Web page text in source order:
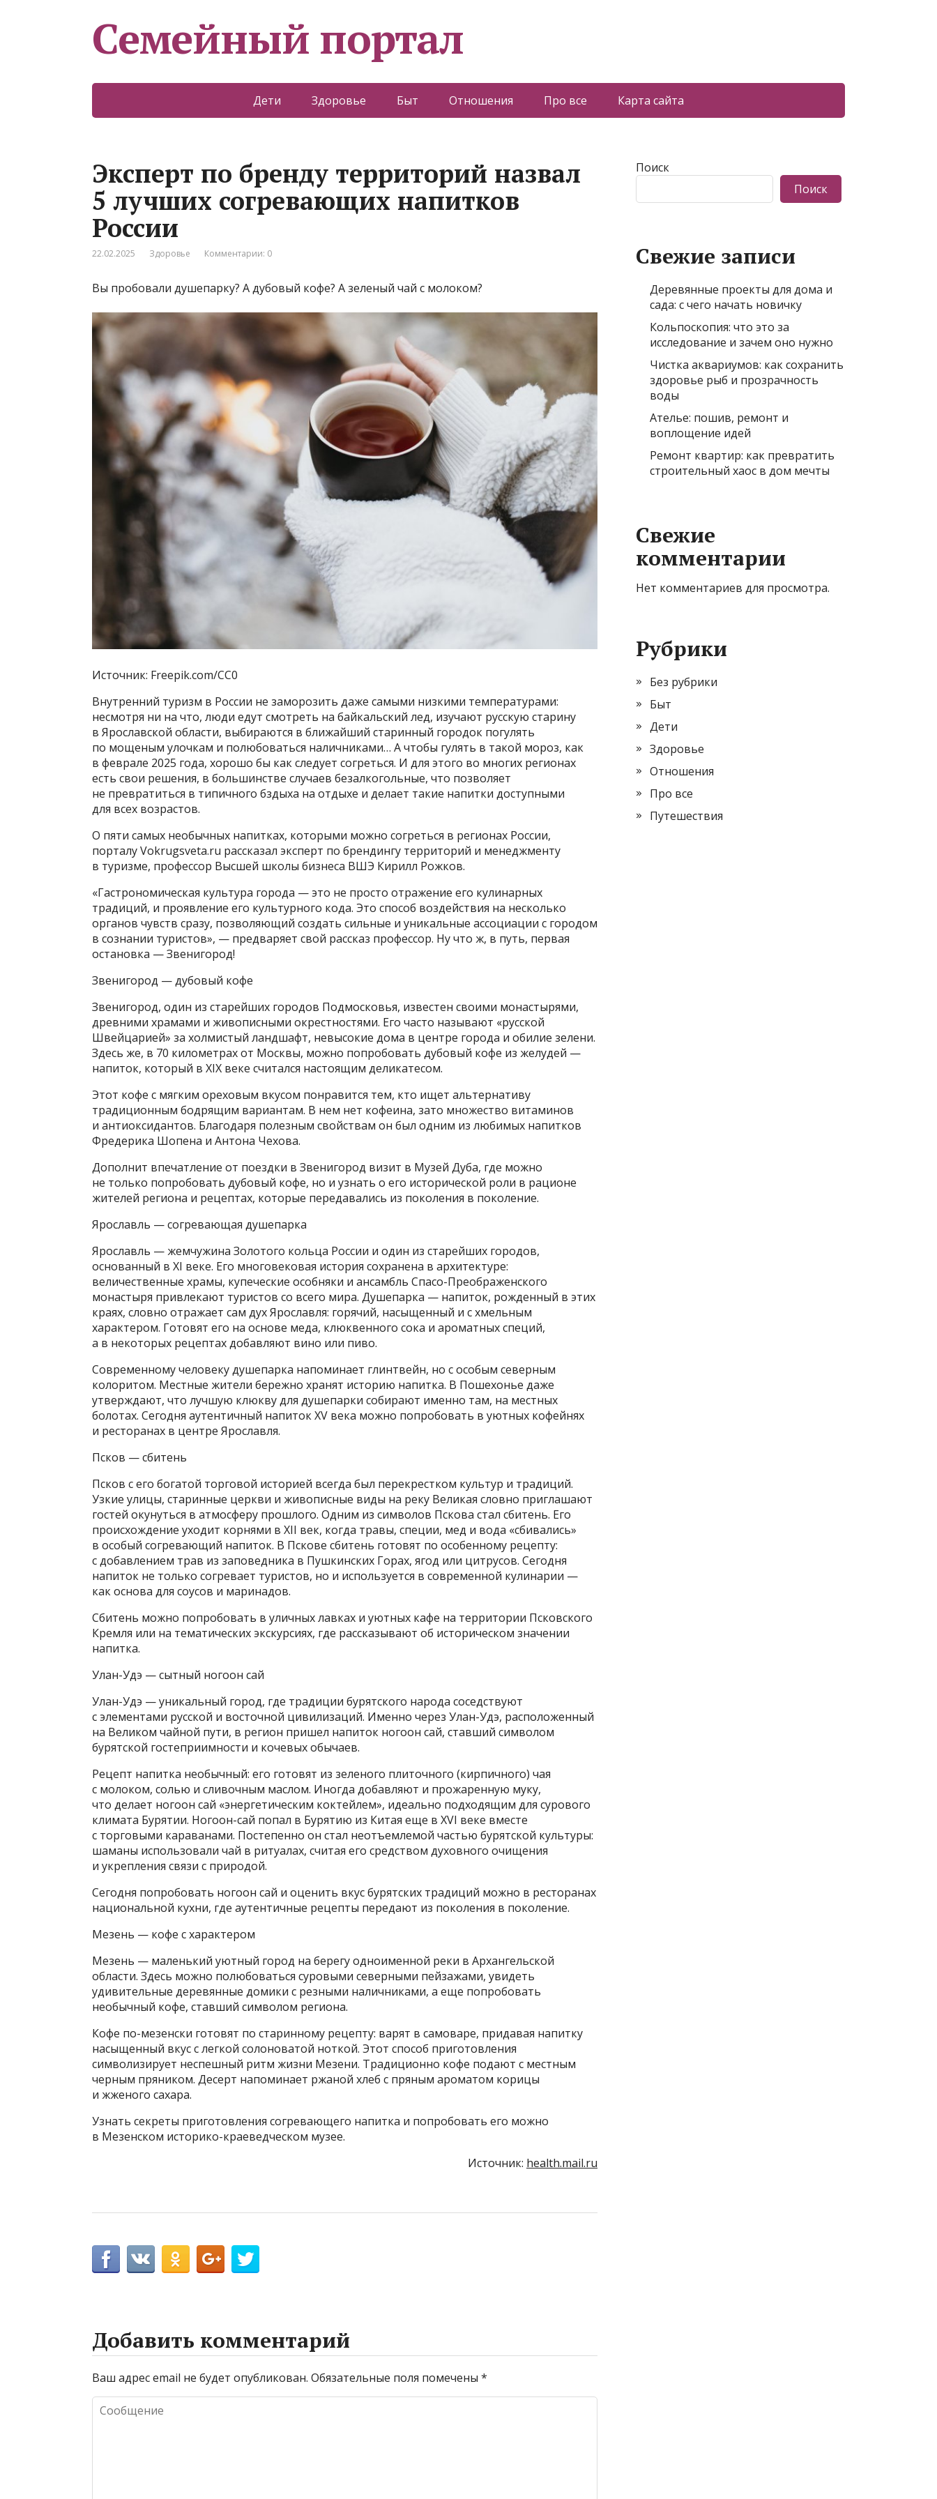
Семейный портал
Дети Здоровье Быт Отношения Про все Карта сайта
Эксперт по бренду территорий назвал
5 лучших согревающих напитков
России
22.02.2025 Здоровье Комментарии: 0
Вы пробовали душепарку? А дубовый кофе? А зеленый чай с молоком?
Источник: Freepik.com/CC0
Внутренний туризм в России не заморозить даже самыми низкими температурами:
несмотря ни на что, люди едут смотреть на байкальский лед, изучают русскую старину
в Ярославской области, выбираются в ближайший старинный городок погулять
по мощеным улочкам и полюбоваться наличниками… А чтобы гулять в такой мороз, как
в феврале 2025 года, хорошо бы как следует согреться. И для этого во многих регионах
есть свои решения, в большинстве случаев безалкогольные, что позволяет
не превратиться в типичного бздыха на отдыхе и делает такие напитки доступными
для всех возрастов.
О пяти самых необычных напитках, которыми можно согреться в регионах России,
порталу Vokrugsveta.ru рассказал эксперт по брендингу территорий и менеджменту
в туризме, профессор Высшей школы бизнеса ВШЭ Кирилл Рожков.
«Гастрономическая культура города — это не просто отражение его кулинарных
традиций, и проявление его культурного кода. Это способ воздействия на несколько
органов чувств сразу, позволяющий создать сильные и уникальные ассоциации с городом
в сознании туристов», — предваряет свой рассказ профессор. Ну что ж, в путь, первая
остановка — Звенигород!
Звенигород — дубовый кофе
Звенигород, один из старейших городов Подмосковья, известен своими монастырями,
древними храмами и живописными окрестностями. Его часто называют «русской
Швейцарией» за холмистый ландшафт, невысокие дома в центре города и обилие зелени.
Здесь же, в 70 километрах от Москвы, можно попробовать дубовый кофе из желудей —
напиток, который в XIX веке считался настоящим деликатесом.
Этот кофе с мягким ореховым вкусом понравится тем, кто ищет альтернативу
традиционным бодрящим вариантам. В нем нет кофеина, зато множество витаминов
и антиоксидантов. Благодаря полезным свойствам он был одним из любимых напитков
Фредерика Шопена и Антона Чехова.
Дополнит впечатление от поездки в Звенигород визит в Музей Дуба, где можно
не только попробовать дубовый кофе, но и узнать о его исторической роли в рационе
жителей региона и рецептах, которые передавались из поколения в поколение.
Ярославль — согревающая душепарка
Ярославль — жемчужина Золотого кольца России и один из старейших городов,
основанный в XI веке. Его многовековая история сохранена в архитектуре:
величественные храмы, купеческие особняки и ансамбль Спасо-Преображенского
монастыря привлекают туристов со всего мира. Душепарка — напиток, рожденный в этих
краях, словно отражает сам дух Ярославля: горячий, насыщенный и с хмельным
характером. Готовят его на основе меда, клюквенного сока и ароматных специй,
а в некоторых рецептах добавляют вино или пиво.
Современному человеку душепарка напоминает глинтвейн, но с особым северным
колоритом. Местные жители бережно хранят историю напитка. В Пошехонье даже
утверждают, что лучшую клюкву для душепарки собирают именно там, на местных
болотах. Сегодня аутентичный напиток XV века можно попробовать в уютных кофейнях
и ресторанах в центре Ярославля.
Псков — сбитень
Псков с его богатой торговой историей всегда был перекрестком культур и традиций.
Узкие улицы, старинные церкви и живописные виды на реку Великая словно приглашают
гостей окунуться в атмосферу прошлого. Одним из символов Пскова стал сбитень. Его
происхождение уходит корнями в XII век, когда травы, специи, мед и вода «сбивались»
в особый согревающий напиток. В Пскове сбитень готовят по особенному рецепту:
с добавлением трав из заповедника в Пушкинских Горах, ягод или цитрусов. Сегодня
напиток не только согревает туристов, но и используется в современной кулинарии —
как основа для соусов и маринадов.
Сбитень можно попробовать в уличных лавках и уютных кафе на территории Псковского
Кремля или на тематических экскурсиях, где рассказывают об историческом значении
напитка.
Улан-Удэ — сытный ногоон сай
Улан-Удэ — уникальный город, где традиции бурятского народа соседствуют
с элементами русской и восточной цивилизаций. Именно через Улан-Удэ, расположенный
на Великом чайной пути, в регион пришел напиток ногоон сай, ставший символом
бурятской гостеприимности и кочевых обычаев.
Рецепт напитка необычный: его готовят из зеленого плиточного (кирпичного) чая
с молоком, солью и сливочным маслом. Иногда добавляют и прожаренную муку,
что делает ногоон сай «энергетическим коктейлем», идеально подходящим для сурового
климата Бурятии. Ногоон-сай попал в Бурятию из Китая еще в XVI веке вместе
с торговыми караванами. Постепенно он стал неотъемлемой частью бурятской культуры:
шаманы использовали чай в ритуалах, считая его средством духовного очищения
и укрепления связи с природой.
Сегодня попробовать ногоон сай и оценить вкус бурятских традиций можно в ресторанах
национальной кухни, где аутентичные рецепты передают из поколения в поколение.
Мезень — кофе с характером
Мезень — маленький уютный город на берегу одноименной реки в Архангельской
области. Здесь можно полюбоваться суровыми северными пейзажами, увидеть
удивительные деревянные домики с резными наличниками, а еще попробовать
необычный кофе, ставший символом региона.
Кофе по-мезенски готовят по старинному рецепту: варят в самоваре, придавая напитку
насыщенный вкус с легкой солоноватой ноткой. Этот способ приготовления
символизирует неспешный ритм жизни Мезени. Традиционно кофе подают с местным
черным пряником. Десерт напоминает ржаной хлеб с пряным ароматом корицы
и жженого сахара.
Узнать секреты приготовления согревающего напитка и попробовать его можно
в Мезенском историко-краеведческом музее.
Источник: health.mail.ru
Добавить комментарий
Ваш адрес email не будет опубликован. Обязательные поля помечены *
Поиск
Поиск
Свежие записи
Деревянные проекты для дома и
сада: с чего начать новичку
Кольпоскопия: что это за
исследование и зачем оно нужно
Чистка аквариумов: как сохранить
здоровье рыб и прозрачность
воды
Ателье: пошив, ремонт и
воплощение идей
Ремонт квартир: как превратить
строительный хаос в дом мечты
Свежие
комментарии
Нет комментариев для просмотра.
Рубрики
Без рубрики
Быт
Дети
Здоровье
Отношения
Про все
Путешествия